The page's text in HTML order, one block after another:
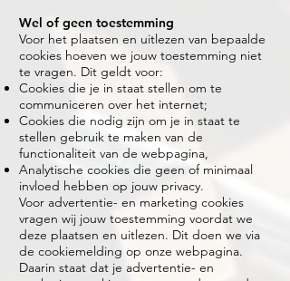
Wel of geen toestemming
Voor het plaatsen en uitlezen van bepaalde
cookies hoeven we jouw toestemming niet
te vragen. Dit geldt voor:
Cookies die je in staat stellen om te
communiceren over het internet;
Cookies die nodig zijn om je in staat te
stellen gebruik te maken van de
functionaliteit van de webpagina,
Analytische cookies die geen of minimaal
invloed hebben op jouw privacy.
Voor advertentie- en marketing cookies
vragen wij jouw toestemming voordat we
deze plaatsen en uitlezen. Dit doen we via
de cookiemelding op onze webpagina.
Daarin staat dat je advertentie- en